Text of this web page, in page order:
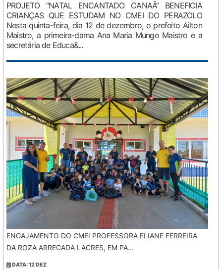
PROJETO “NATAL ENCANTADO CANAÃ” BENEFICIA
CRIANÇAS QUE ESTUDAM NO CMEI DO PERAZOLO
Nesta quinta-feira, dia 12 de dezembro, o prefeito Ailton
Maistro, a primeira-dama Ana Maria Mungo Maistro e a
secretária de Educa&...
ENGAJAMENTO DO CMEI PROFESSORA ELIANE FERREIRA
DA ROZA ARRECADA LACRES, EM PA...
DATA: 12 DEZ